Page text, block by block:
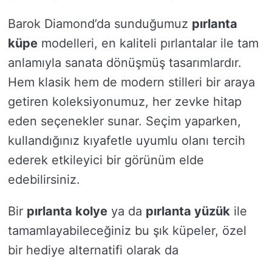
Barok Diamond’da sunduğumuz pırlanta
küpe modelleri, en kaliteli pırlantalar ile tam
anlamıyla sanata dönüşmüş tasarımlardır.
Hem klasik hem de modern stilleri bir araya
getiren koleksiyonumuz, her zevke hitap
eden seçenekler sunar. Seçim yaparken,
kullandığınız kıyafetle uyumlu olanı tercih
ederek etkileyici bir görünüm elde
edebilirsiniz.
Bir pırlanta kolye ya da pırlanta yüzük ile
tamamlayabileceğiniz bu şık küpeler, özel
bir hediye alternatifi olarak da